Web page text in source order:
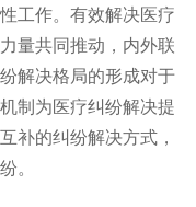
工作。有效解决医疗
量共同推动，内外联
解决格局的形成对于
制为医疗纠纷解决提
补的纠纷解决方式，
。